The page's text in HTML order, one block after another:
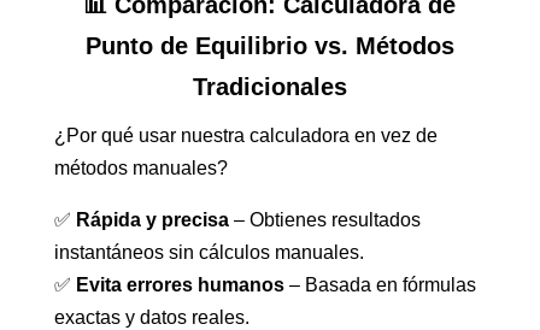
📊 Comparación: Calculadora de
Punto de Equilibrio vs. Métodos
Tradicionales
¿Por qué usar nuestra calculadora en vez de
métodos manuales?
✅ Rápida y precisa– Obtienes resultados
instantáneos sin cálculos manuales.
✅ Evita errores humanos– Basada en fórmulas
exactas y datos reales.